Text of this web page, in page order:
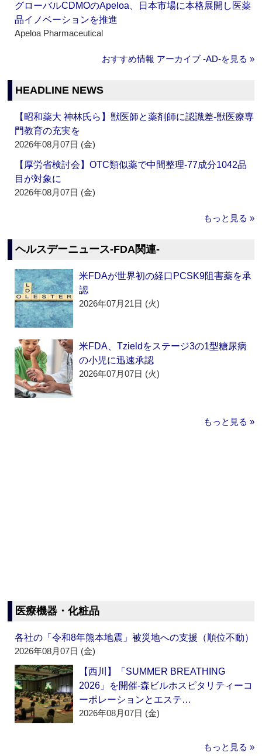
グローバルCDMOのApeloa、日本市場に本格展開し医薬
品イノベーションを推進
Apeloa Pharmaceutical
おすすめ情報 アーカイブ ‐AD‐を見る »
HEADLINE NEWS
【昭和薬大 神林氏ら】獣医師と薬剤師に認識差‐獣医療専
門教育の充実を
2026年08月07日 (金)
【厚労省検討会】OTC類似薬で中間整理‐77成分1042品
目が対象に
2026年08月07日 (金)
もっと見る »
ヘルスデーニュース‐FDA関連‐
米FDAが世界初の経口PCSK9阻害薬を承
認
2026年07月21日 (火)
米FDA、Tzieldをステージ3の1型糖尿病
の小児に迅速承認
2026年07月07日 (火)
もっと見る »
医療機器・化粧品
各社の「令和8年熊本地震」被災地への支援（順位不動）
2026年08月07日 (金)
【西川】「SUMMER BREATHING
2026」を開催‐森ビルホスピタリティーコ
ーポレーションとエステ…
2026年08月07日 (金)
もっと見る »